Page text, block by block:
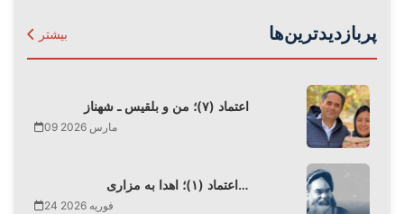
پربازدیدترین‌ها بیشتر
اعتماد (۷)؛ من و بلقیس ـ شهناز
09 مارس 2026
اعتماد (۱)؛ اهدا به مزاری…
24 فوریه 2026